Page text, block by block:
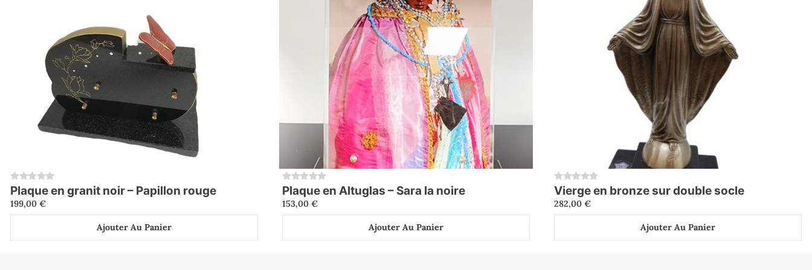
0
Plaque en granit noir – Papillon rouge
199,00 €
Ajouter Au Panier
0
Plaque en Altuglas – Sara la noire
153,00 €
Ajouter Au Panier
0
Vierge en bronze sur double socle
282,00 €
Ajouter Au Panier